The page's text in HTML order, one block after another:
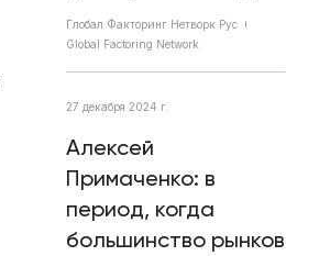
Глобал Факторинг Нетворк Рус
Global Factoring Network
27 декабря 2024 г.
Алексей
Примаченко: в
период, когда
большинство рынков